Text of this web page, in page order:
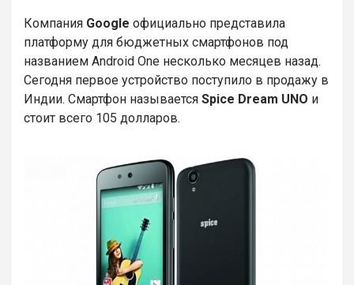
Компания Google официально представила
платформу для бюджетных смартфонов под
названием Android One несколько месяцев назад.
Сегодня первое устройство поступило в продажу в
Индии. Смартфон называется Spice Dream UNO и
стоит всего 105 долларов.